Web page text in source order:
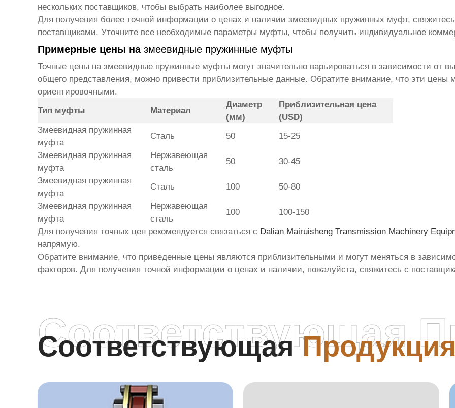
нескольких поставщиков, чтобы выбрать наиболее выгодное.
Для получения более точной информации о ценах и наличии змеевидных пружинных муфт,
поставщиками. Уточните все необходимые параметры муфты, чтобы получить индивидуальное
Примерные цены на змеевидные пружинные муфты
Точные цены на змеевидные пружинные муфты могут значительно варьироваться в зависимости от
общего представления, можно привести приблизительные данные. Обратите внимание, что эти цены
ориентировочными.
Тип муфты
Материал
Диаметр
(мм)
Приблизительная цена
(USD)
Змеевидная пружинная
муфта
Сталь 50
15-25
Змеевидная пружинная
муфта
Нержавеющая
сталь
50
30-45
Змеевидная пружинная
муфта
Сталь 100
50-80
Змеевидная пружинная
муфта
Нержавеющая
сталь
100
100-150
Для получения точных цен рекомендуется связаться с Dalian Mairuisheng Transmission Machinery
напрямую.
Обратите внимание, что приведенные цены являются приблизительными и могут меняться в
факторов. Для получения точной информации о ценах и наличии, пожалуйста, свяжитесь с
Соответствующая
Соответствующая